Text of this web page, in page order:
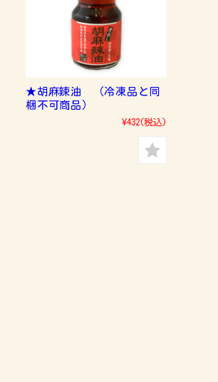
★胡麻辣油 （冷凍品と同
梱不可商品）
¥432(税込)